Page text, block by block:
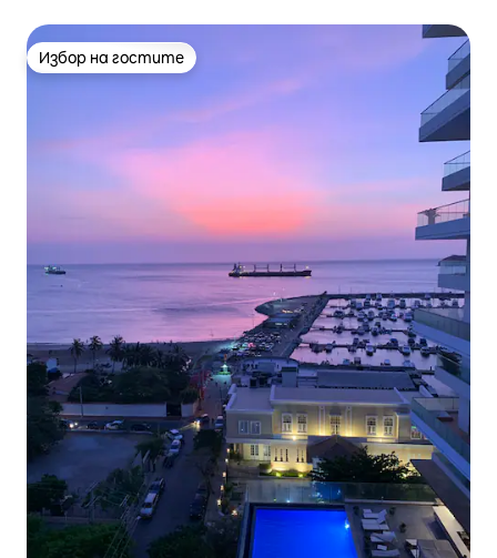
Избор на гостите
Избор на гостите